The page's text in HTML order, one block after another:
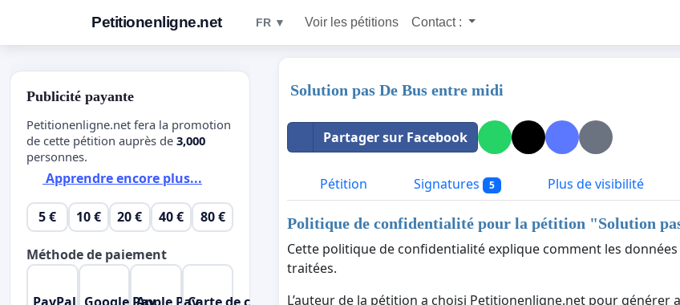
Petitionenligne.net FR ▼ Voir les pétitions Contact :
Solution pas De Bus entre midi
Partager sur Facebook
Pétition Signatures 5 Plus de visibilité
Politique de confidentialité pour la pétition "Solution
Cette politique de confidentialité explique comment les
traitées.
L’auteur de la pétition a choisi Petitionenligne.net pour
Publicité payante
Petitionenligne.net fera la promotion
de cette pétition auprès de 3,000
personnes.
Apprendre encore plus...
5 € 10 € 20 € 40 € 80 €
Méthode de paiement